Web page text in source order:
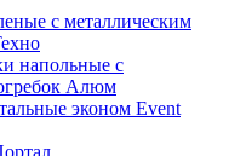
с металлическим
напольные с
Алюм
эконом Event